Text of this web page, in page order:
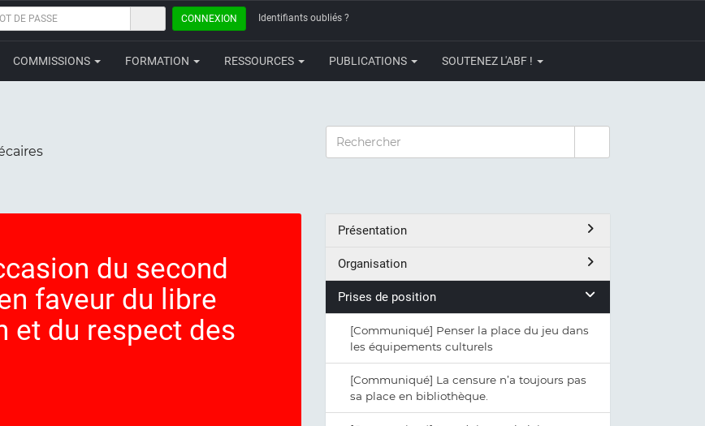
CONNEXION Identifiants oubliés ?
COMMISSIONS FORMATION RESSOURCES PUBLICATIONS SOUTENEZ L'ABF !
RECHERCHER
du second
faveur du libre
et du respect des
Présentation
Organisation
Prises de position
[Communiqué] Penser la place du jeu dans
les équipements culturels
[Communiqué] La censure n’a toujours pas
sa place en bibliothèque.